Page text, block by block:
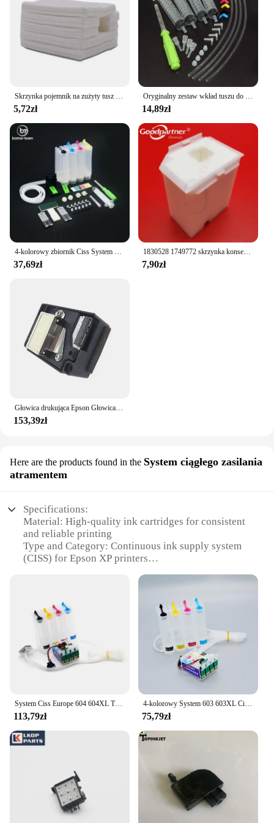
5,72zł 14,89zł
4-kolorowy zbiornik Ciss System DIY z akcesoriami do drukarek atramentowych HP/CANON/EPSON/BROTHER
37,69zł
1830528 1749772 skrzynka konserwacyjna pojemnik na zużyty tusz do EPSON L3100 L3101 L3110 L3115 L3116 L3150 L3151 L3156 L3158 L3160 L3165
7,90zł
Głowica drukująca Epson Głowica drukująca do Epson F 185000 ME1100 ME70 ME650 C110 C10 C1100 T30 T33 T110 T1100 T1110 SC110 B1100 L1300
153,39zł
Here are the products found in the System ciągłego zasilania
atramentem
Specifications:
Material: High-quality ink cartridges for consistent
and reliable printing
Type and Category: Continuous ink supply system
(CISS) for Epson XP printers
compatible with various Epson XP models
Usage and Purpose: Ideal for high-volume printing,
such as office, school, or home environments
Performance and Property: Efficient and cost-
effective, reducing ink costs significantly
Parts and Accessories: Includes all necessary
components for easy installation and setup
**Optimized for Efficiency and Cost Savings**
The epson xp System ciągłego zasilania atramentem
is an innovative solution designed to enhance the
CISS system is a game-changer for those who rely
on consistent and high-volume printing, whether it's
for office work, school projects, or personal use.
The system's design is not only sleek and modern
but also engineered to provide a seamless
System Ciss Europe 604 604XL T10G T10H z chipem automatycznego resetowania do drukarki Epson Expression Home XP 2200 2205 3200 3205 4200 4205
113,79zł
4-kolorowy System 603 603XL Ciss dla Epson XP 2100 2105 2150 2155 3100 3105 3150 3155 4100 4105 4150 4155 z Chip resetu Combto
75,79zł